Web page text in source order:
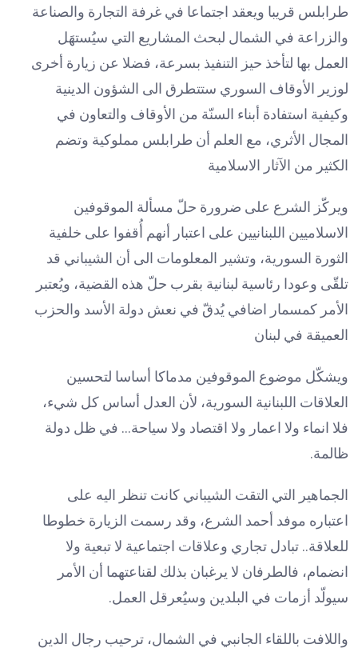
طرابلس قريبا ويعقد اجتماعا في غرفة التجارة والصناعة
والزراعة في الشمال لبحث المشاريع التي سيُستهَل
العمل بها لتأخذ حيز التنفيذ بسرعة، فضلا عن زيارة أخرى
لوزير الأوقاف السوري ستتطرق الى الشؤون الدينية
وكيفية استفادة أبناء السنّة من الأوقاف والتعاون في
المجال الأثري، مع العلم أن طرابلس مملوكية وتضم
الكثير من الآثار الاسلامية
ويركّز الشرع على ضرورة حلّ مسألة الموقوفين
الاسلاميين اللبنانيين على اعتبار أنهم أُقفوا على خلفية
الثورة السورية، وتشير المعلومات الى أن الشيباني قد
تلقّى وعودا رئاسية لبنانية بقرب حلّ هذه القضية، ويُعتبر
الأمر كمسمار اضافي يُدقّ في نعش دولة الأسد والحزب
العميقة في لبنان
ويشكّل موضوع الموقوفين مدماكا أساسا لتحسين
العلاقات اللبنانية السورية، لأن العدل أساس كل شيء،
فلا انماء ولا اعمار ولا اقتصاد ولا سياحة… في ظل دولة
ظالمة.
الجماهير التي التقت الشيباني كانت تنظر اليه على
اعتباره موفد أحمد الشرع، وقد رسمت الزيارة خطوطا
للعلاقة.. تبادل تجاري وعلاقات اجتماعية لا تبعية ولا
انضمام، فالطرفان لا يرغبان بذلك لقناعتهما أن الأمر
سيولّد أزمات في البلدين وسيُعرقل العمل.
واللافت باللقاء الجانبي في الشمال، ترحيب رجال الدين